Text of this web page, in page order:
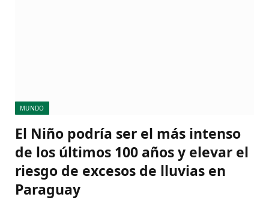
MUNDO
El Niño podría ser el más intenso
de los últimos 100 años y elevar el
riesgo de excesos de lluvias en
Paraguay